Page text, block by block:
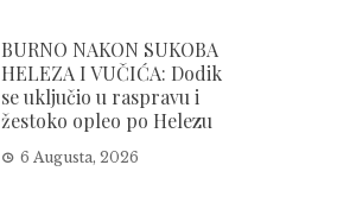
BURNO NAKON SUKOBA
HELEZA I VUČIĆA: Dodik
se uključio u raspravu i
žestoko opleo po Helezu
6 Augusta, 2026